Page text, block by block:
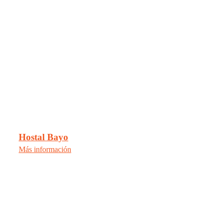
Hostal Bayo
Más información